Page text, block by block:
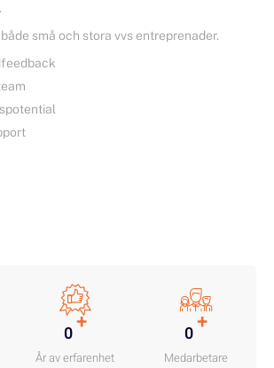
små och stora vvs entreprenader.
0+
År av erfarenhet
0+
Medarbetare